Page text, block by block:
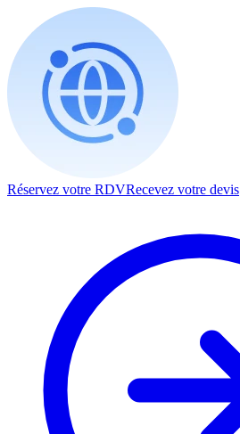
Réservez votre RDVRecevez votre devis